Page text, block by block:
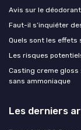
Avis sur le
Faut-il s’inquiéter
Quels sont les effets
Les risques
Casting creme gloss
sans ammoniaque
Les derniers